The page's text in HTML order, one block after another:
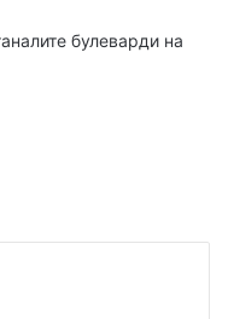
булеварди на